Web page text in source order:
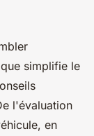
:
simplifie le
l'évaluation
en